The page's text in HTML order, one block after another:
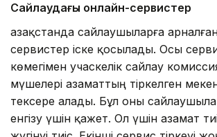
Сайлаудағы онлайн-сервистер
Қазақстанда сайлаушыларға
сервистер іске қосылады. Осы
көмегімен учаскелік сайлау
мүшелері азаматтың тіркелген
тексере алады. Бұл оны сайлаушылар
енгізу үшін қажет. Ол үшін азамат